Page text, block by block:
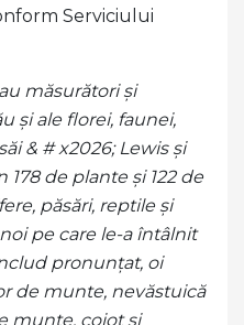
Serviciului
măsurători și
și ale florei, faunei,
& # x2026; Lewis și
de plante și 122 de
păsări, reptile și
pe care le-a întâlnit
pronunțat, oi
de munte, nevăstuică
munte, coiot și